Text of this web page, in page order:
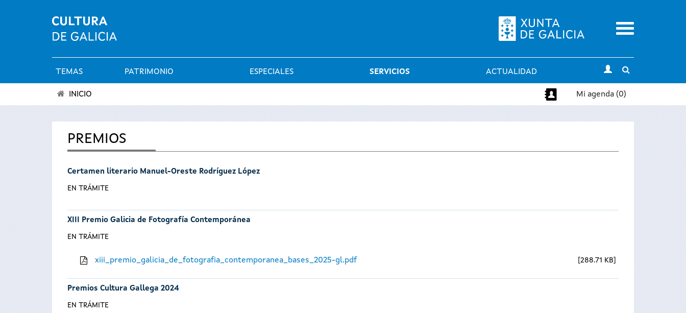
Menu
Menú
principal
TEMAS PATRIMONIO ESPECIALES SERVICIOS ACTUALIDAD
search
encuentra
aquí
INICIO Mi agenda (0)
PREMIOS
Certamen literario Manuel-Oreste Rodríguez López
EN TRÁMITE
XIII Premio Galicia de Fotografía Contemporánea
EN TRÁMITE
xiii_premio_galicia_de_fotografia_contemporanea_bases_2025-gl.pdf 288.71 KB
Premios Cultura Gallega 2024
EN TRÁMITE